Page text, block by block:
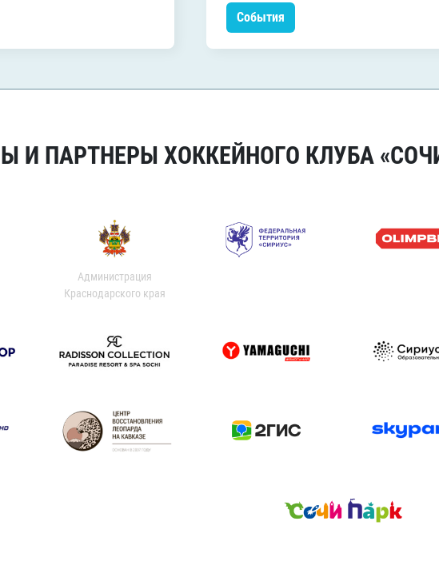
События
И ПАРТНЕРЫ ХОККЕЙНОГО КЛУБА
Администрация
Краснодарского края